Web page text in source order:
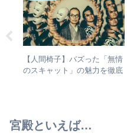
【人間椅子】バズった「無情
のスキャット」の魅力を徹底
宮殿といえば…